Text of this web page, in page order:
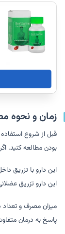
زمان و نحوه
قبل از شروع
بودن مطالعه کنید.
این دارو با تزریق
این دارو تزریق
میزان مصرف و
پاسخ به درمان